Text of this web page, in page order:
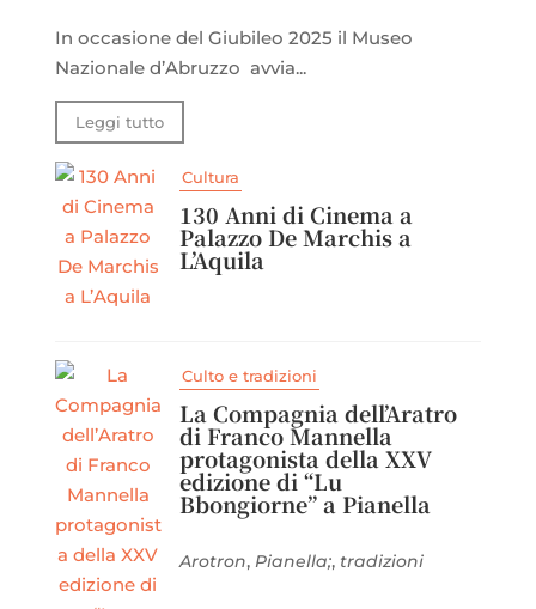
In occasione del Giubileo 2025 il Museo
Nazionale d’Abruzzo avvia...
Leggi tutto
Cultura
130 Anni di Cinema a
Palazzo De Marchis a
L’Aquila
Culto e tradizioni
La Compagnia dell’Aratro
di Franco Mannella
protagonista della XXV
edizione di “Lu
Bbongiorne” a Pianella
Arotron, Pianella;, tradizioni